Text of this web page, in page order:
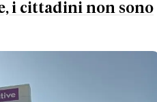
i cittadini non sono